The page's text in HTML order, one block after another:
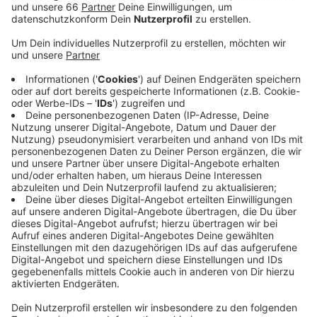
Veröffentlicht:Montag, 10.07.2023 06:19
Anzeige
Am Ende stand am Sonntagnachmittag (09. Juli 2023)
aber ein 39:25-Sieg über den Liganeuling München. Am
kommenden Wochenende geht es für Fire auswärts
weiter, am Sonntag ist das Team in Paris zu Gast.
Anzeige
Weitere Infos und Links zum Thema
Anzeige
Homepage von Rheinfire